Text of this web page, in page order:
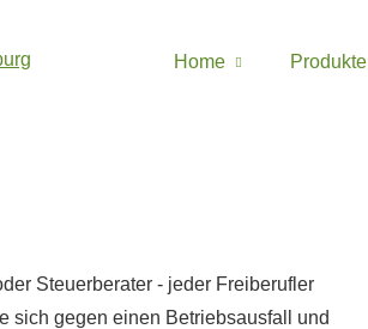
Home Produkte
Steuerberater - jeder Freiberufler
sich gegen einen Betriebsausfall und